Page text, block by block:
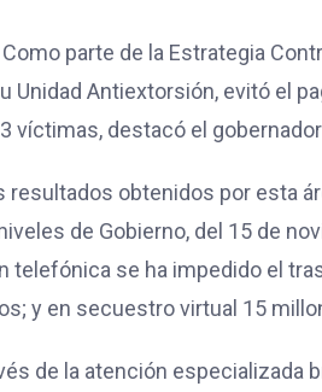
Como parte de la Estrategia
Unidad Antiextorsión, evitó el
víctimas, destacó el
obtenidos por esta
de Gobierno, del 15 de
telefónica se ha impedido el
y en secuestro virtual 15
de la atención especializada